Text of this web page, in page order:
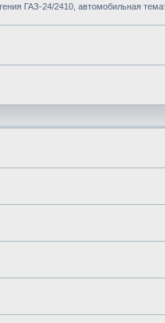
ГАЗ-24/2410, автомобильная